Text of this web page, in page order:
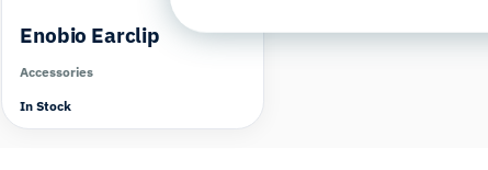
Enobio Earclip
Accessories
In Stock